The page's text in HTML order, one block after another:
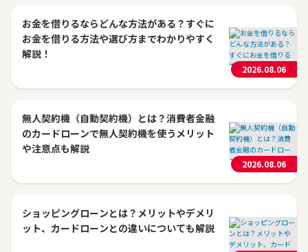
お金を借りるならどんな方法がある？すぐに
お金を借りる方法や選び方までわかりやすく
解説！
2026.08.06
無人契約機（自動契約機）とは？消費者金融
のカードローンで無人契約機を使うメリット
や注意点も解説
2026.08.06
ショッピングローンとは？メリットやデメリ
ット、カードローンとの違いについても解説